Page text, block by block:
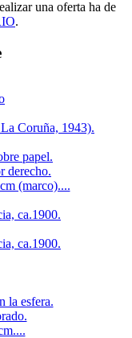
una oferta ha de
.
Coruña, 1943).
papel.
derecho.
(marco)....
ca.1900.
ca.1900.
la esfera.